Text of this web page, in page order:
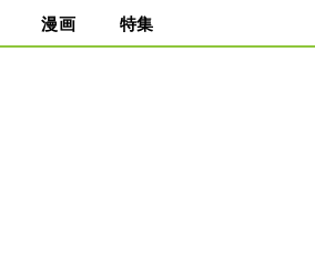
漫画 特集